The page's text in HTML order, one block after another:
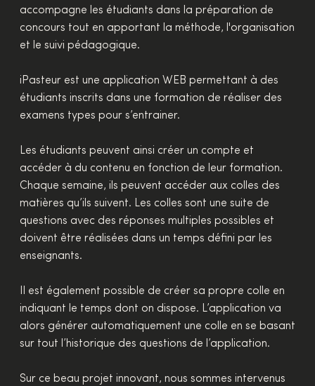
accompagne les étudiants dans la préparation de
concours tout en apportant la méthode, l'organisation
et le suivi pédagogique.
iPasteur est une application WEB permettant à des
étudiants inscrits dans une formation de réaliser des
examens types pour s’entrainer.
Les étudiants peuvent ainsi créer un compte et
accéder à du contenu en fonction de leur formation.
Chaque semaine, ils peuvent accéder aux colles des
matières qu’ils suivent. Les colles sont une suite de
questions avec des réponses multiples possibles et
doivent être réalisées dans un temps défini par les
enseignants.
Il est également possible de créer sa propre colle en
indiquant le temps dont on dispose. L’application va
alors générer automatiquement une colle en se basant
sur tout l’historique des questions de l’application.
Sur ce beau projet innovant, nous sommes intervenus